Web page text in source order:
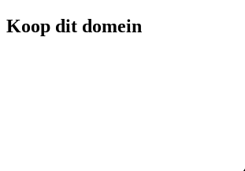
Koop dit domein